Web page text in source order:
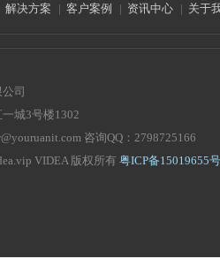
解决方案 | 客户案例 | 资讯中心 | 关于
司
城3号楼1302
咨询QQ：2798725166
VIDEA 版权所有 粤ICP备15019655